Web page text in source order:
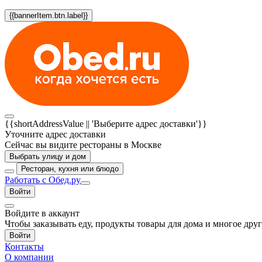
{{bannerItem.btn.label}}
{{shortAddressValue || 'Выберите адрес доставки'}}
Уточните адрес доставки
Сейчас вы видите рестораны в Москве
Выбрать улицу и дом
Ресторан, кухня или блюдо
Работать с Обед.ру
Войти
Войдите в аккаунт
Чтобы заказывать еду, продукты товары для дома и многое
Войти
Контакты
О компании